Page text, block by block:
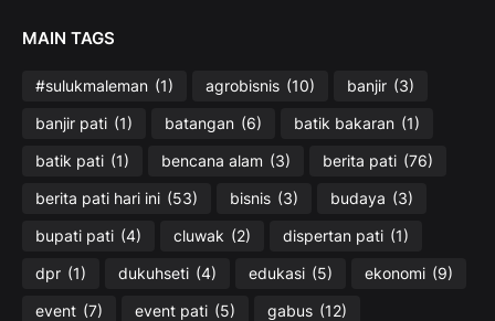
MAIN TAGS
#sulukmaleman (1) agrobisnis (10) banjir (3)
banjir pati (1) batangan (6) batik bakaran (1)
batik pati (1) bencana alam (3) berita pati (76)
berita pati hari ini (53) bisnis (3) budaya (3)
bupati pati (4) cluwak (2) dispertan pati (1)
dpr (1) dukuhseti (4) edukasi (5) ekonomi (9)
event (7) event pati (5) gabus (12)